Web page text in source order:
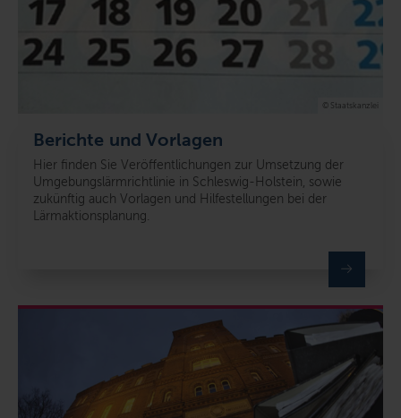
Berichte und Vorlagen
Hier finden Sie Veröffentlichungen zur Umsetzung der
Umgebungslärmrichtlinie in Schleswig-Holstein, sowie
zukünftig auch Vorlagen und Hilfestellungen bei der
Lärmaktionsplanung.
© Staatskanzlei